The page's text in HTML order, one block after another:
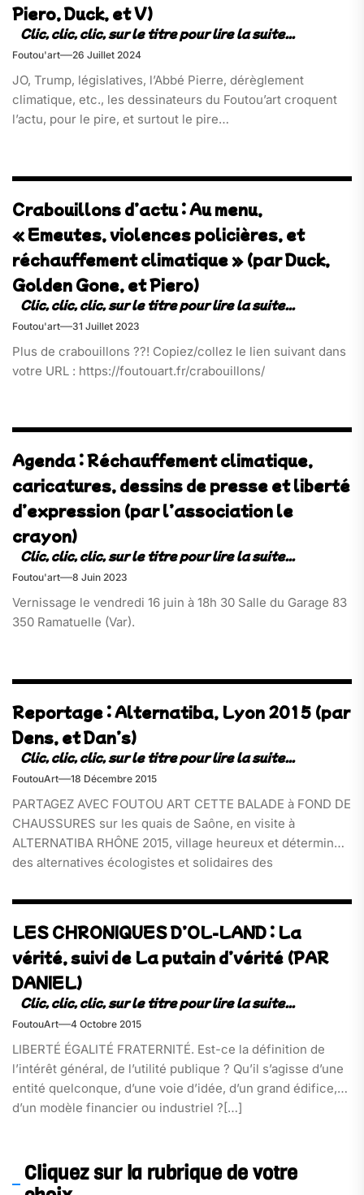
Piero, Duck, et V)
Foutou'art 26 Juillet 2024
JO, Trump, législatives, l’Abbé Pierre, dérèglement
climatique, etc., les dessinateurs du Foutou’art croquent
l’actu, pour le pire, et surtout le pire…
Crabouillons d’actu : Au menu,
« Emeutes, violences policières, et
réchauffement climatique » (par Duck,
Golden Gone, et Piero)
Foutou'art 31 Juillet 2023
Plus de crabouillons ??! Copiez/collez le lien suivant dans
votre URL : https://foutouart.fr/crabouillons/
Agenda : Réchauffement climatique,
caricatures, dessins de presse et liberté
d’expression (par l’association le
crayon)
Foutou'art 8 Juin 2023
Vernissage le vendredi 16 juin à 18h 30 Salle du Garage 83
350 Ramatuelle (Var).
Reportage : Alternatiba, Lyon 2015 (par
Dens, et Dan’s)
FoutouArt 18 Décembre 2015
PARTAGEZ AVEC FOUTOU ART CETTE BALADE à FOND DE
CHAUSSURES sur les quais de Saône, en visite à
ALTERNATIBA RHÔNE 2015, village heureux et déterminé
des alternatives écologistes et solidaires des
11 octobre 2015.[…]
LES CHRONIQUES D’OL-LAND : La
vérité, suivi de La putain d’vérité (PAR
DANIEL)
FoutouArt 4 Octobre 2015
LIBERTÉ ÉGALITÉ FRATERNITÉ. Est-ce la définition de
l’intérêt général, de l’utilité publique ? Qu’il s’agisse d’une
entité quelconque, d’une voie d’idée, d’un grand édifice,
d’un modèle financier ou industriel ?[…]
Cliquez sur la rubrique de votre